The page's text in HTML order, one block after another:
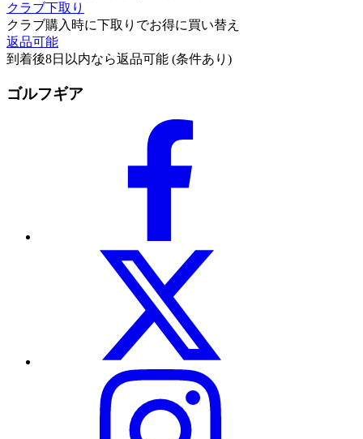
クラブ下取り
クラブ購入時に下取りでお得に買い替え
返品可能
到着後8日以内なら返品可能 (条件あり)
ゴルフギア